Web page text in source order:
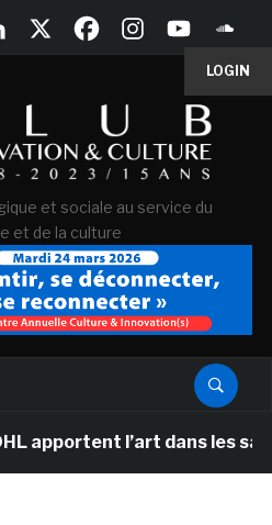
LOGIN
et sociale au service du
et de la culture
l’art dans les salles